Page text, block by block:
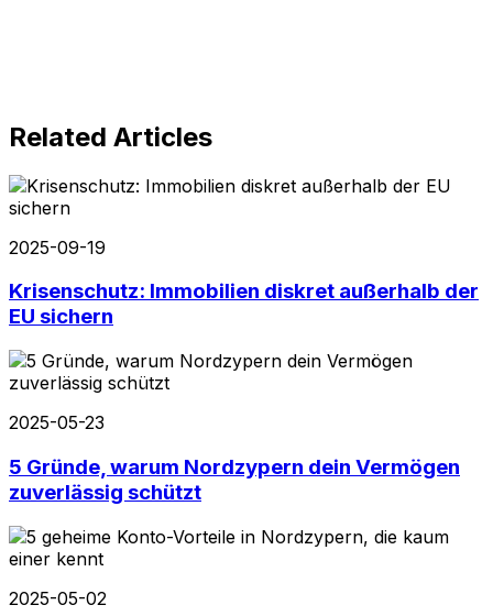
Related Articles
2025-09-19
Krisenschutz: Immobilien diskret außerhalb der
EU sichern
2025-05-23
5 Gründe, warum Nordzypern dein Vermögen
zuverlässig schützt
2025-05-02